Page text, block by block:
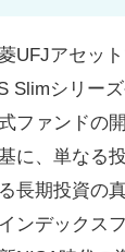
UFJアセッ
Slimシリー
ファンドの
に、単なる
長期投資の
ンデックス